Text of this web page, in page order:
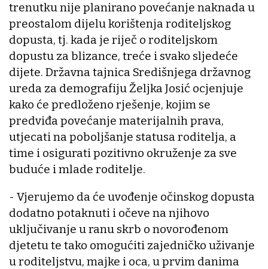
trenutku nije planirano povećanje naknada u
preostalom dijelu korištenja roditeljskog
dopusta, tj. kada je riječ o roditeljskom
dopustu za blizance, treće i svako sljedeće
dijete. Državna tajnica Središnjega državnog
ureda za demografiju Željka Josić ocjenjuje
kako će predloženo rješenje, kojim se
predviđa povećanje materijalnih prava,
utjecati na poboljšanje statusa roditelja, a
time i osigurati pozitivno okruženje za sve
buduće i mlade roditelje.
- Vjerujemo da će uvođenje očinskog dopusta
dodatno potaknuti i očeve na njihovo
uključivanje u ranu skrb o novorođenom
djetetu te tako omogućiti zajedničko uživanje
u roditeljstvu, majke i oca, u prvim danima